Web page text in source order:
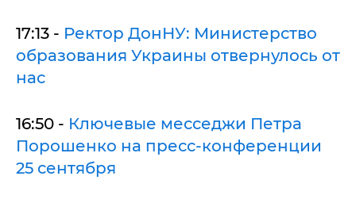
17:13 - Ректор ДонНУ: Министерство
образования Украины отвернулось от
нас
16:50 - Ключевые месседжи Петра
Порошенко на пресс-конференции
25 сентября